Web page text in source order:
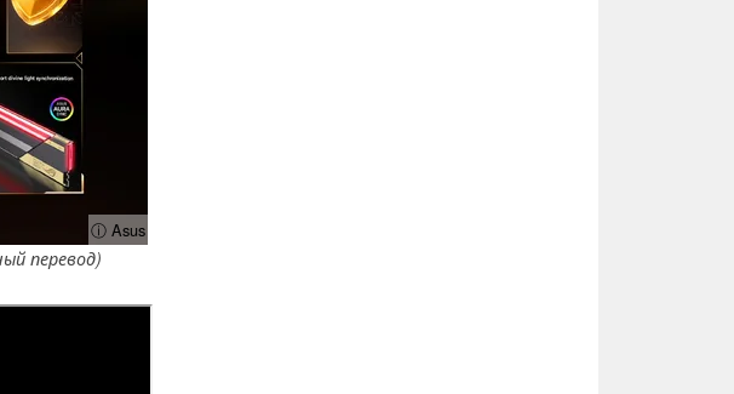
ⓘ Asus
перевод)